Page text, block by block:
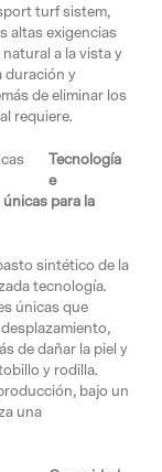
turf sistem,
altas exigencias
a la vista y
duración y
de eliminar los
requiere.
Tecnología
e
para la
sintético de la
tecnología.
únicas que
de dañar la piel y
y rodilla.
bajo un
una